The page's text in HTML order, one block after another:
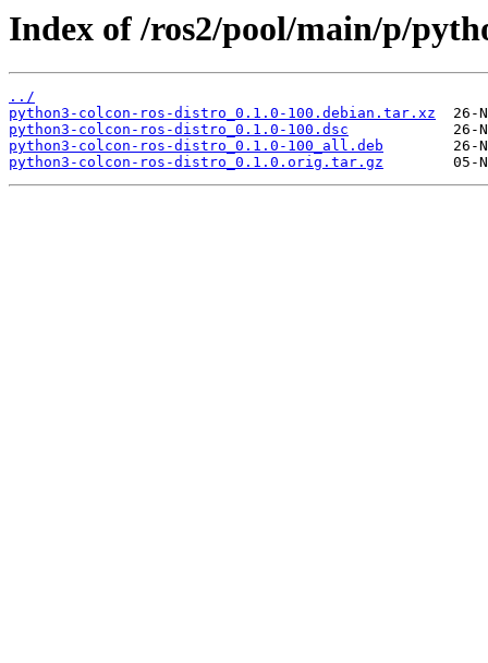
Index of /ros2/pool/main/p/
../
python3-colcon-ros-distro_0.1.0-100.debian.tar.xz
python3-colcon-ros-distro_0.1.0-100.dsc
python3-colcon-ros-distro_0.1.0-100_all.deb
python3-colcon-ros-distro_0.1.0.orig.tar.gz